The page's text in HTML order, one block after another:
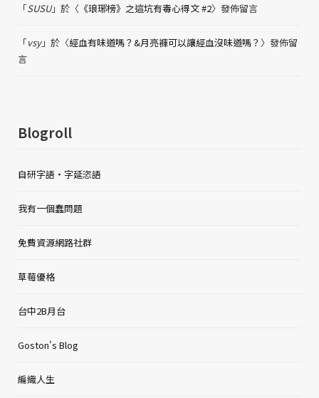
「SUSU」於〈 《琅琊榜》之這坑有毒心得文 #2〉發佈留言
「vsy」於〈經血有味道嗎？&月亮褲可以讓經血沒味道嗎？ 〉發佈留
言
Blogroll
自研字語・字延恣語
我有一個蠢問題
免費資源網路社群
草莓優格
台中2B月台
Goston's Blog
編織人生